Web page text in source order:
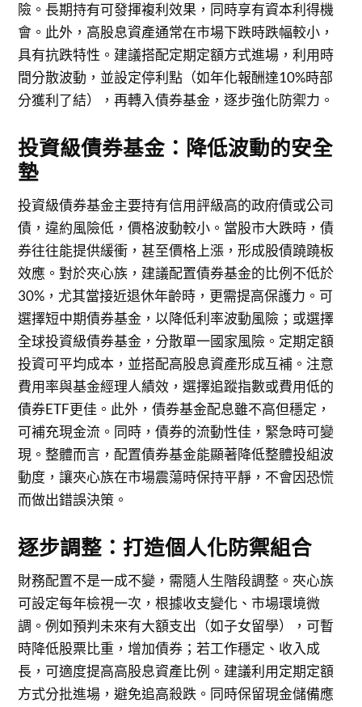
險。長期持有可發揮複利效果，同時享有資本利得機
會。此外，高股息資產通常在市場下跌時跌幅較小，
具有抗跌特性。建議搭配定期定額方式進場，利用時
間分散波動，並設定停利點（如年化報酬達10%時部
分獲利了結），再轉入債券基金，逐步強化防禦力。
投資級債券基金：降低波動的安全
墊
投資級債券基金主要持有信用評級高的政府債或公司
債，違約風險低，價格波動較小。當股市大跌時，債
券往往能提供緩衝，甚至價格上漲，形成股債蹺蹺板
效應。對於夾心族，建議配置債券基金的比例不低於
30%，尤其當接近退休年齡時，更需提高保護力。可
選擇短中期債券基金，以降低利率波動風險；或選擇
全球投資級債券基金，分散單一國家風險。定期定額
投資可平均成本，並搭配高股息資產形成互補。注意
費用率與基金經理人績效，選擇追蹤指數或費用低的
債券ETF更佳。此外，債券基金配息雖不高但穩定，
可補充現金流。同時，債券的流動性佳，緊急時可變
現。整體而言，配置債券基金能顯著降低整體投組波
動度，讓夾心族在市場震蕩時保持平靜，不會因恐慌
而做出錯誤決策。
逐步調整：打造個人化防禦組合
財務配置不是一成不變，需隨人生階段調整。夾心族
可設定每年檢視一次，根據收支變化、市場環境微
調。例如預判未來有大額支出（如子女留學），可暫
時降低股票比重，增加債券；若工作穩定、收入成
長，可適度提高高股息資產比例。建議利用定期定額
方式分批進場，避免追高殺跌。同時保留現金儲備應